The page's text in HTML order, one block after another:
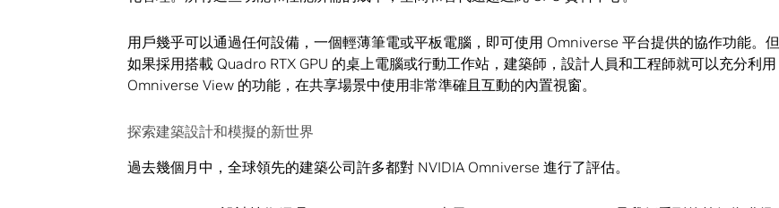
用戶幾乎可以通過任何設備，一個輕薄筆電或平板電腦，即可使用 Omniverse 平台提供的協作功能。但
如果採用搭載 Quadro RTX GPU 的桌上電腦或行動工作站，建築師，設計人員和工程師就可以充分利用
Omniverse View 的功能，在共享場景中使用非常準確且互動的內置視窗。
探索建築設計和模擬的新世界
過去幾個月中，全球領先的建築公司許多都對 NVIDIA Omniverse 進行了評估。